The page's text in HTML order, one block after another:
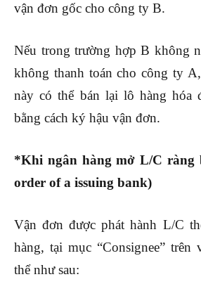
vận đơn gốc cho công ty B.
Nếu trong trường hợp B không
không thanh toán cho công ty
này có thể bán lại lô hàng hóa
bằng cách ký hậu vận đơn.
*Khi ngân hàng mở L/C ràng
order of a issuing bank)
Vận đơn được phát hành L/C
hàng, tại mục “Consignee” trên
thể như sau: